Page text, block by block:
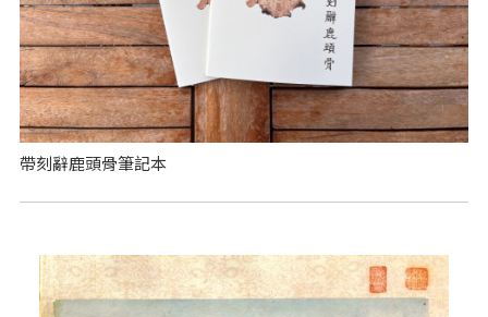
帶刻辭鹿頭骨筆記本